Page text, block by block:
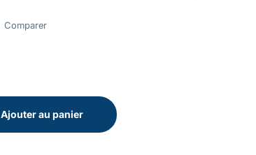
Comparer
Ajouter au panier